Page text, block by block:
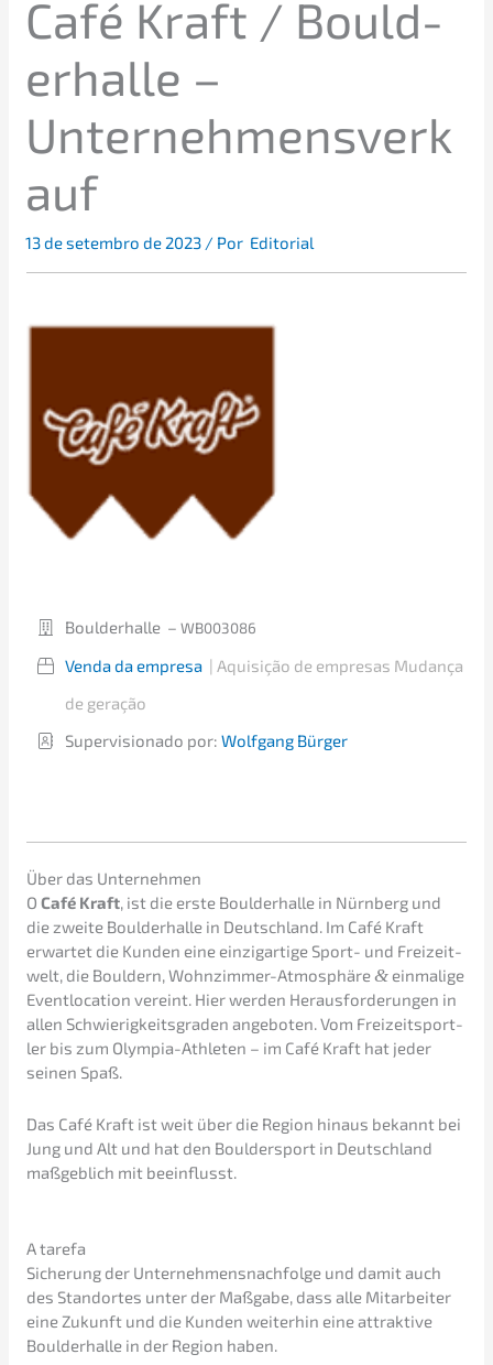
Café Kraft / Bould­
er­hal­le –
Unternehmensverk
auf
13 de setem­bro de 2023 / Por Editorial
Bould­er­hal­le –WB003086
Venda da empresa |Aquisi­ção de empre­sas Mudan­ça
de geração
Super­vi­sio­na­do por:Wolfgang Bürger
Über das Unternehmen
OCafé Kraft, ist die erste Bould­er­hal­le in Nürnberg und
die zweite Bould­er­hal­le in Deutsch­land. Im Café Kraft
erwar­tet die Kunden eine einzig­ar­ti­ge Sport- und Freizeit­
welt, die Bould­ern, Wohnzim­mer-Atmosphä­re& einma­li­ge
Event­lo­ca­ti­on vereint. Hier werden Heraus­for­de­run­gen in
allen Schwie­rig­keits­gra­den angebo­ten. Vom Freizeit­sport­
ler bis zum Olympia-Athle­ten – im Café Kraft hat jeder
seinen Spaß.
Das Café Kraft ist weit über die Region hinaus bekannt bei
Jung und Alt und hat den Bould­er­sport in Deutsch­land
maßgeb­lich mit beein­flusst.
A tarefa
Siche­rung der Unternehmens­nachfolge und damit auch
des Stand­or­tes unter der Maßga­be, dass alle Mitar­bei­ter
eine Zukunft und die Kunden weiter­hin eine attrak­ti­ve
Bould­er­hal­le in der Region haben.